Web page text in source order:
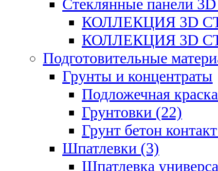
Стеклянные панели 3D
КОЛЛЕКЦИЯ 3D
КОЛЛЕКЦИЯ 3D
Подготовительные
Грунты и концентраты
Подложечная
Грунтовки (22)
Грунт бетон
Шпатлевки (3)
Шпатлевка